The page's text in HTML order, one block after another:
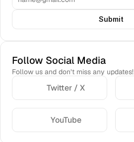
Submit
Follow Social Media
Follow us and don’t miss any updates!
Twitter / X
YouTube